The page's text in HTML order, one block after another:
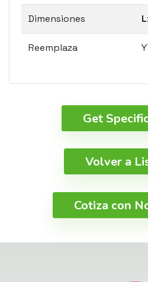
Dimensiones L
Reemplaza
Get
Volver a
Cotiza con